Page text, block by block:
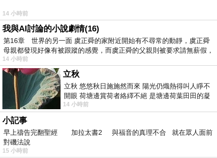
14 小時前
我與AI討論的小說劇情(16)
第16章 世界的另一面 虞正舜的家附近開始有不尋常的動靜，虞正舜
母親都發現好像有被跟蹤的感覺，而虞正舜的父親則被要求請無薪假，
14 小時前
立秋
立秋 悠悠秋日施施然而來 陽光仍熾熱得叫人睜不
開眼 荷塘邊賞荷者絡繹不絕 是塘邊荷葉田田的凝
望 風中飄逸的是映日荷花別樣紅
14 小時前
小記事
早上禱告完翻聖經 加拉太書2 與福音的真理不合 就在眾人面前
對磯法說
15 小時前